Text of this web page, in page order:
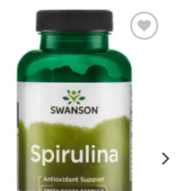
Kívánságlistához
adás